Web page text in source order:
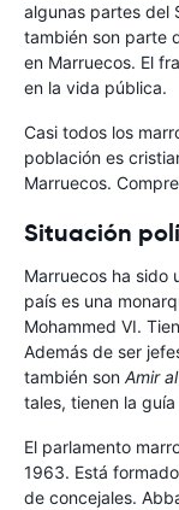
algunas partes del
también son parte
en Marruecos. El
en la vida pública.
Casi todos los
población es
Marruecos.
Situación
Marruecos ha sido
país es una
Mohammed VI.
Además de ser
también son Amir
tales, tienen la
El parlamento
1963. Está
de concejales.